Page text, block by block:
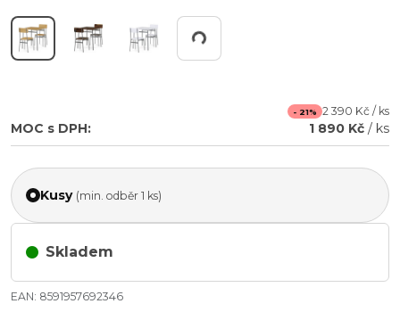
Pracuji...
- 21% 2 390 Kč / ks
MOC s DPH: 1 890 Kč / ks
Kusy (min. odběr 1 ks)
Skladem
EAN: 8591957692346